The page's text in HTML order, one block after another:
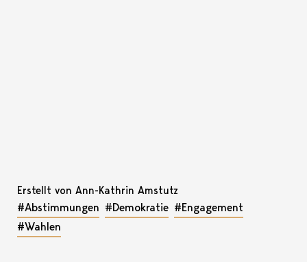
Erstellt von Ann-Kathrin Amstutz
#Abstimmungen #Demokratie #Engagement
#Wahlen